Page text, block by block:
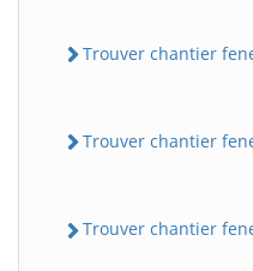
Trouver chantier
Trouver chantier
Trouver chantier